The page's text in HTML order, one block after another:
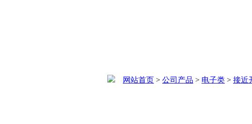
网站首页 > 公司产品 > 电子类 > 接近